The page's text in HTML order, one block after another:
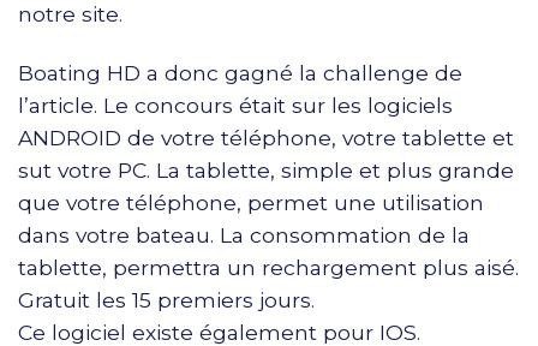
notre site.
Boating HD a donc gagné la challenge de
l’article. Le concours était sur les logiciels
ANDROID de votre téléphone, votre tablette et
sut votre PC. La tablette, simple et plus grande
que votre téléphone, permet une utilisation
dans votre bateau. La consommation de la
tablette, permettra un rechargement plus aisé.
Gratuit les 15 premiers jours.
Ce logiciel existe également pour IOS.